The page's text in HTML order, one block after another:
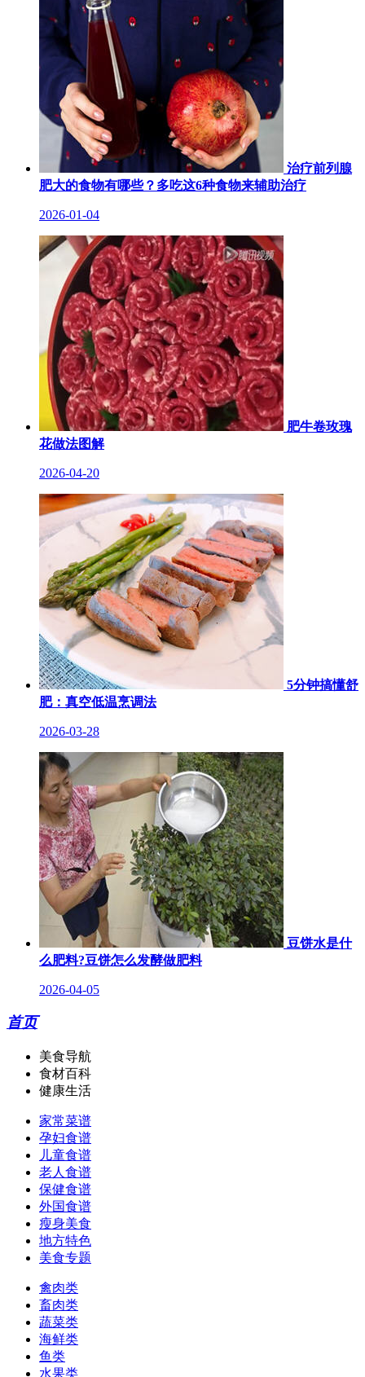
治疗前列腺
肥大的食物有哪些？多吃这6种食物来辅助治疗
2026-01-04
肥牛卷玫瑰
花做法图解
2026-04-20
5分钟搞懂舒
肥：真空低温烹调法
2026-03-28
豆饼水是什
么肥料?豆饼怎么发酵做肥料
2026-04-05
首页
美食导航
食材百科
健康生活
家常菜谱
孕妇食谱
儿童食谱
老人食谱
保健食谱
外国食谱
瘦身美食
地方特色
美食专题
禽肉类
畜肉类
蔬菜类
海鲜类
鱼类
水果类